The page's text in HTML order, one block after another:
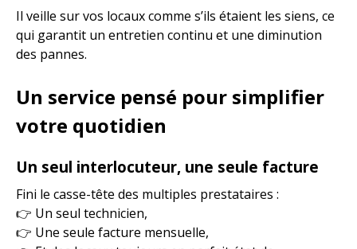
Il veille sur vos locaux comme s’ils étaient les siens, ce
qui garantit un entretien continu et une diminution
des pannes.
Un service pensé pour simplifier
votre quotidien
Un seul interlocuteur, une seule facture
Fini le casse-tête des multiples prestataires :
👉 Un seul technicien,
👉 Une seule facture mensuelle,